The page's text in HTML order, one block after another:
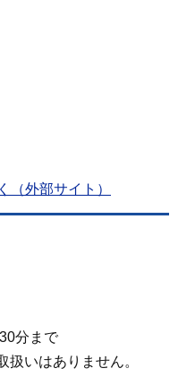
（外部サイト）
分まで
いはありません。